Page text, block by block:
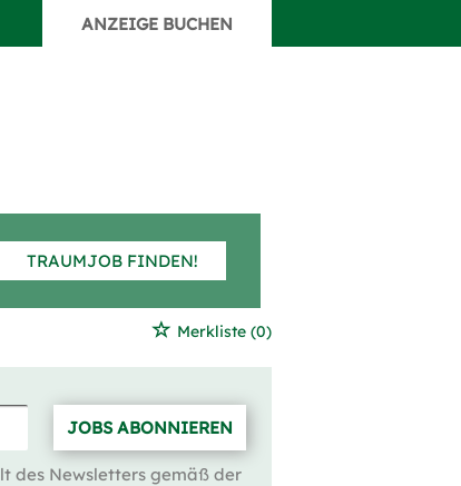
ANZEIGE BUCHEN
TRAUMJOB FINDEN!
Merkliste (0)
JOBS ABONNIEREN
des Newsletters gemäß der